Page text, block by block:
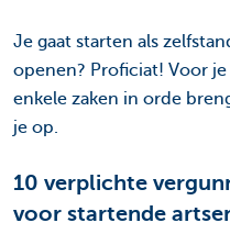
Je gaat starten als
openen? Proficiat! Voor
enkele zaken in orde
je op.
10 verplichte
voor startende